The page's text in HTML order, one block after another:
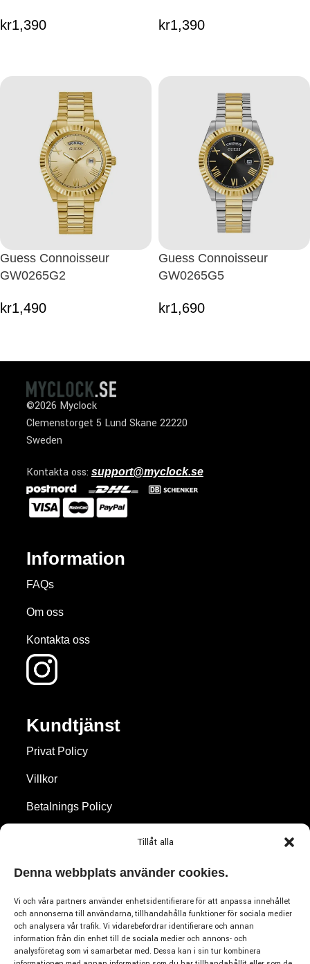
Tillåt alla
Denna webbplats använder cookies.
Vi och våra partners använder enhetsidentifierare för att anpassa innehållet
och annonserna till användarna, tillhandahålla funktioner för sociala medier
och analysera vår trafik. Vi vidarebefordrar identifierare och annan
information från din enhet till de sociala medier och annons- och
analysföretag som vi samarbetar med. Dessa kan i sin tur kombinera
kr1,390 kr1,390
Guess Connoisseur
GW0265G2
kr1,490
Guess Connoisseur
GW0265G5
kr1,690
©2026 Myclock
Clemenstorget 5 Lund Skane 22220
Sweden
Kontakta oss: support@myclock.se
Information
FAQs
Om oss
Kontakta oss
Kundtjänst
Privat Policy
Villkor
Betalnings Policy
Varumärken